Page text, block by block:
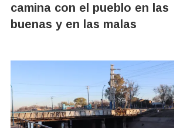
camina con el pueblo en las
buenas y en las malas